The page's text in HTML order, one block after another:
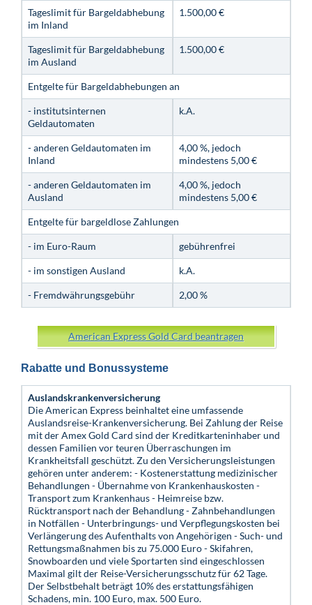
Tageslimit für Bargeldabhebung
im Inland
1.500,00 €
Tageslimit für Bargeldabhebung
im Ausland
1.500,00 €
Entgelte für Bargeldabhebungen an
- institutsinternen
Geldautomaten
k.A.
- anderen Geldautomaten im
Inland
4,00 %, jedoch
mindestens 5,00 €
- anderen Geldautomaten im
Ausland
4,00 %, jedoch
mindestens 5,00 €
Entgelte für bargeldlose Zahlungen
- im Euro-Raum gebührenfrei
- im sonstigen Ausland k.A.
- Fremdwährungsgebühr 2,00 %
American Express Gold Card beantragen
Rabatte und Bonussysteme
Auslandskrankenversicherung
Die American Express beinhaltet eine umfassende
Auslandsreise-Krankenversicherung. Bei Zahlung der Reise
mit der Amex Gold Card sind der Kreditkarteninhaber und
dessen Familien vor teuren Überraschungen im
Krankheitsfall geschützt. Zu den Versicherungsleistungen
gehören unter anderem: - Kostenerstattung medizinischer
Behandlungen - Übernahme von Krankenhauskosten -
Transport zum Krankenhaus - Heimreise bzw.
Rücktransport nach der Behandlung - Zahnbehandlungen
in Notfällen - Unterbringungs- und Verpflegungskosten bei
Verlängerung des Aufenthalts von Angehörigen - Such- und
Rettungsmaßnahmen bis zu 75.000 Euro - Skifahren,
Snowboarden und viele Sportarten sind eingeschlossen
Maximal gilt der Reise-Versicherungsschutz für 62 Tage.
Der Selbstbehalt beträgt 10% des erstattungsfähigen
Schadens, min. 100 Euro, max. 500 Euro.